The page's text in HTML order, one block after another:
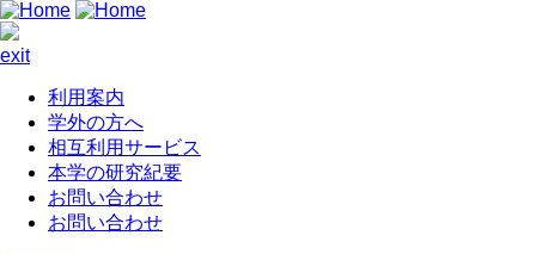
exit
利用案内
学外の方へ
相互利用サービス
本学の研究紀要
お問い合わせ
お問い合わせ